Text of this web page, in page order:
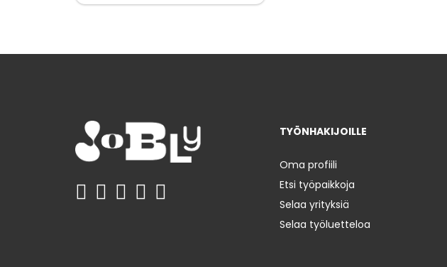
TYÖNHAKIJOILLE
Oma profiili
Etsi työpaikkoja
Selaa yrityksiä
Selaa työluetteloa